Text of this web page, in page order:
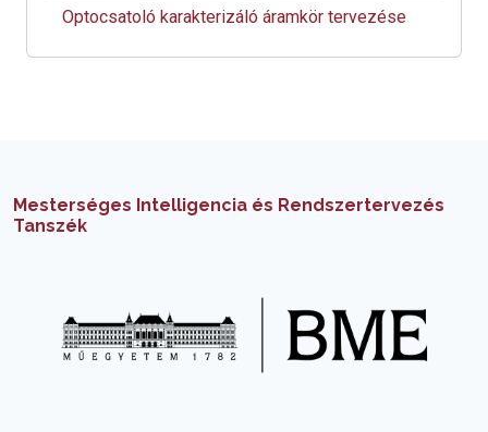
Optocsatoló karakterizáló áramkör tervezése
Mesterséges Intelligencia és Rendszertervezés
Tanszék